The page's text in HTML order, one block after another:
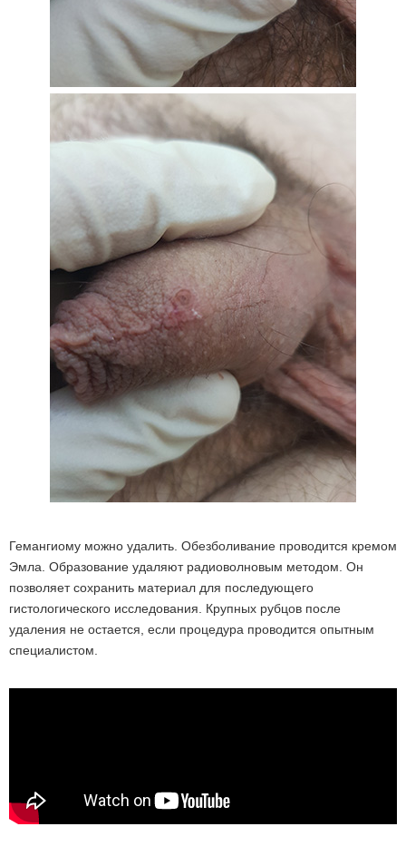
Гемангиому можно удалить. Обезболивание проводится кремом
Эмла. Образование удаляют радиоволновым методом. Он
позволяет сохранить материал для последующего
гистологического исследования. Крупных рубцов после
удаления не остается, если процедура проводится опытным
специалистом.